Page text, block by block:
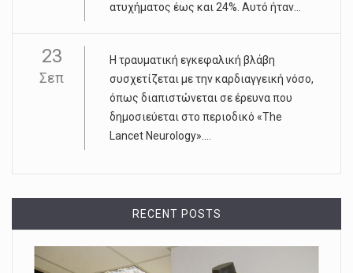
ατυχήματος έως και 24%. Αυτό ήταν...
23
Σεπ
Η τραυματική εγκεφαλική βλάβη
συσχετίζεται με την καρδιαγγεική νόσο,
όπως διαπιστώνεται σε έρευνα που
δημοσιεύεται στο περιοδικό «The
Lancet Neurology»....
RECENT POSTS